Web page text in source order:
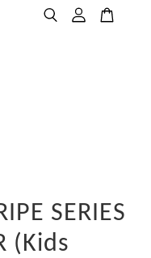
SERIES
(Kids